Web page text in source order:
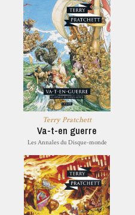
Terry Pratchett
Va-t-en guerre
Les Annales du Disque-monde